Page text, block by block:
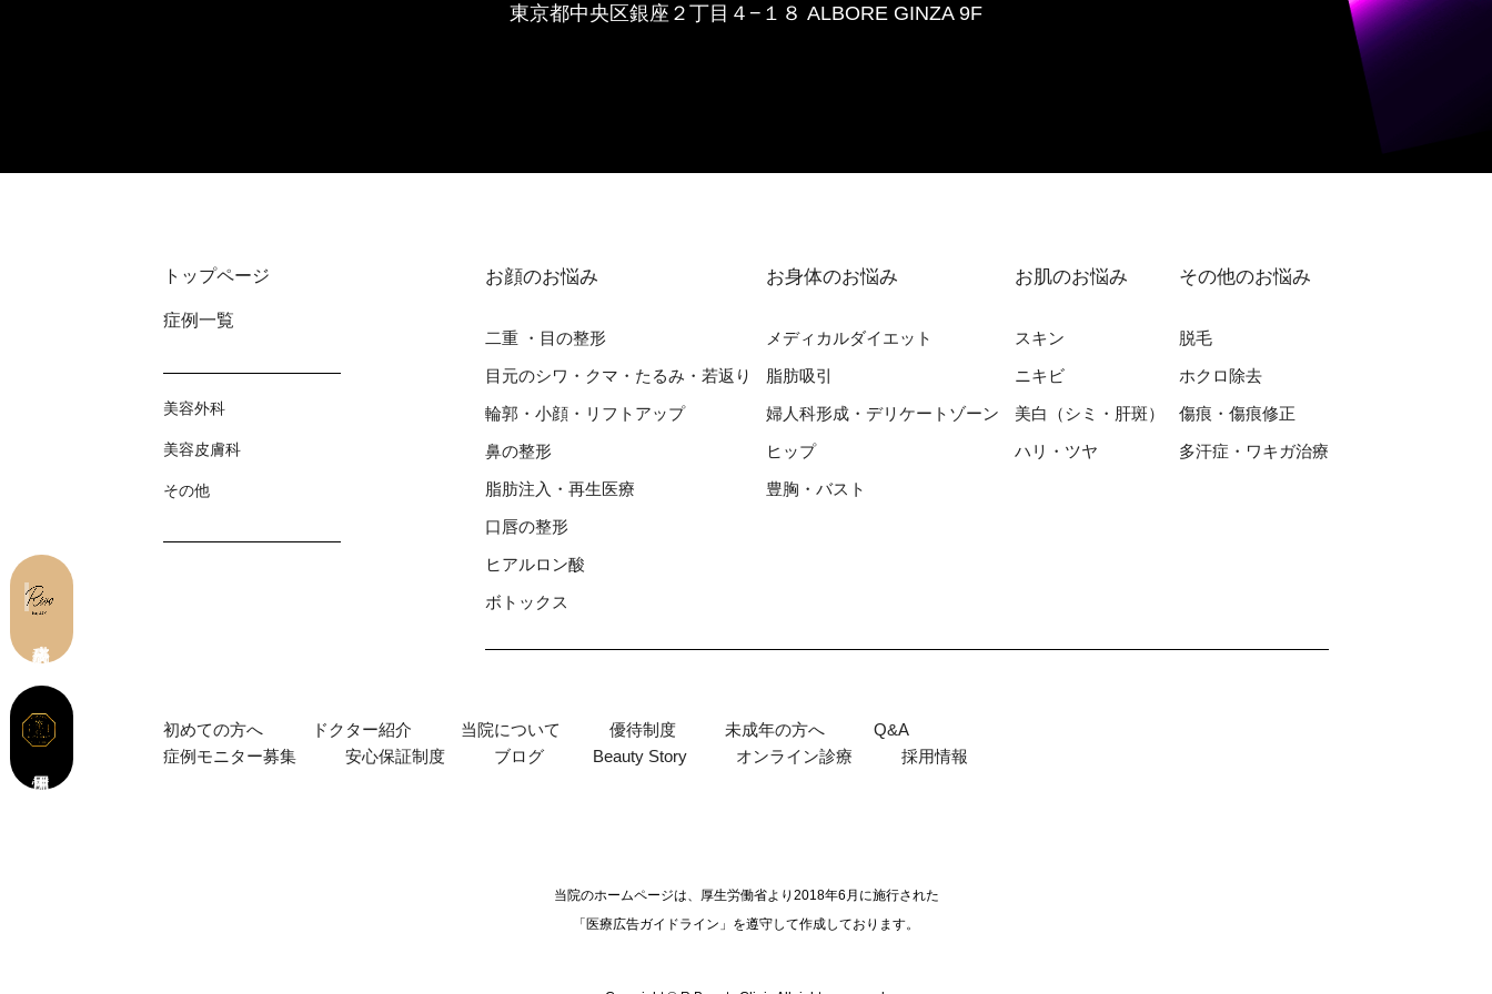
東京都中央区銀座２丁⽬４−１８ ALBORE GINZA 9F
トップページ
症例⼀覧
美容外科
美容⽪膚科
その他
お顔のお悩み
⼆重 ・⽬の整形
⽬元のシワ・クマ・たるみ・若返り
輪郭・⼩顔・リフトアップ
⿐の整形
脂肪注入・再生医療
⼝唇の整形
ヒアルロン酸
ボトックス
お⾝体のお悩み
メディカルダイエット
脂肪吸引
婦⼈科形成・デリケートゾーン
ヒップ
豊胸・バスト
お肌のお悩み
スキン
ニキビ
美⽩（シミ・肝斑）
ハリ・ツヤ
その他のお悩み
脱⽑
ホクロ除去
傷痕・傷痕修正
多汗症・ワキガ治療
初めての⽅へ ドクター紹介 当院について 優待制度 未成年の方へ
Q&A
症例モニター募集
安心保証制度 ブログ Beauty Story オンライン診療 採用情報
当院のホームページは、厚生労働省より2018年6月に施行された
「医療広告ガイドライン」を遵守して作成しております。